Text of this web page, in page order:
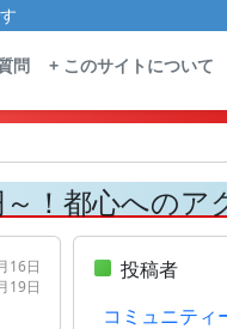
問 + このサイトについて
！都心へのア
16日
19日
投稿者
コミュニティ